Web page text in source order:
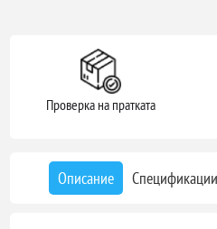
Проверка на пратката
Описание Спецификации